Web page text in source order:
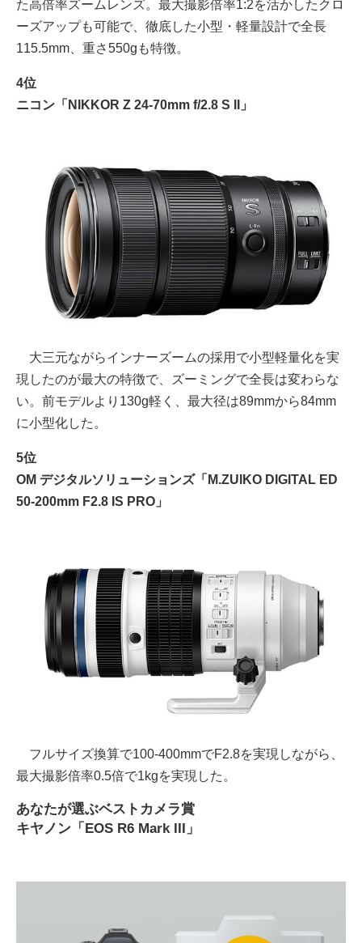
た高倍率ズームレンズ。最大撮影倍率1:2を活かしたクロ
ーズアップも可能で、徹底した小型・軽量設計で全長
115.5mm、重さ550gも特徴。
4位
ニコン「NIKKOR Z 24-70mm f/2.8 S II」
大三元ながらインナーズームの採用で小型軽量化を実
現したのが最大の特徴で、ズーミングで全長は変わらな
い。前モデルより130g軽く、最大径は89mmから84mm
に小型化した。
5位
OM デジタルソリューションズ「M.ZUIKO DIGITAL ED
50-200mm F2.8 IS PRO」
フルサイズ換算で100-400mmでF2.8を実現しながら、
最大撮影倍率0.5倍で1kgを実現した。
あなたが選ぶベストカメラ賞
キヤノン「EOS R6 Mark III」